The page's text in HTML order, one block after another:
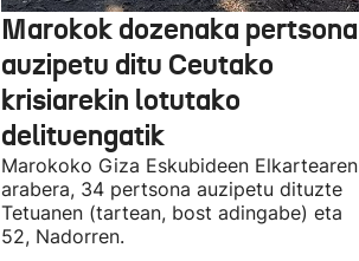
Marokok dozenaka pertsona
auzipetu ditu Ceutako
krisiarekin lotutako
delituengatik
Marokoko Giza Eskubideen Elkartearen
arabera, 34 pertsona auzipetu dituzte
Tetuanen (tartean, bost adingabe) eta
52, Nadorren.